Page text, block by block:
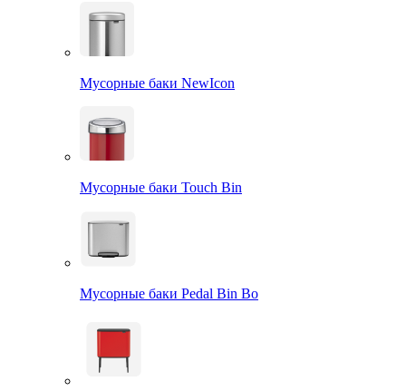
Мусорные баки NewIcon
Мусорные баки Touch Bin
Мусорные баки Pedal Bin Bo